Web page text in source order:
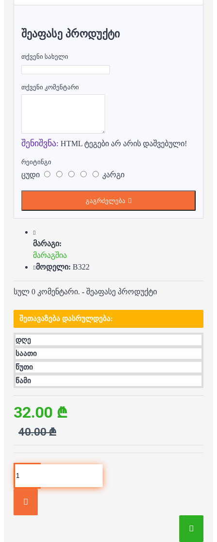
ᲨᲔᲐᲤᲐᲡᲔ ᲞᲠᲝᲓᲣᲥᲢᲘ
თქვენი სახელი
თქვენი კომენტარი
შენიშვნა: HTML ტეგები არ არის დაშვებული!
რეიტინგი
ცუდი კარგი
გაგრძელება
მარაგი:
მარაგშია
მოდელი: B322
სულ 0 კომენტარი. - შეაფასე პროდუქტი
ᲨᲔᲗᲐᲕᲐᲖᲔᲑᲐ ᲓᲐᲡᲠᲣᲚᲓᲔᲑᲐ:
დღე
საათი
წუთი
წამი
32.00 ₾
40.00 ₾